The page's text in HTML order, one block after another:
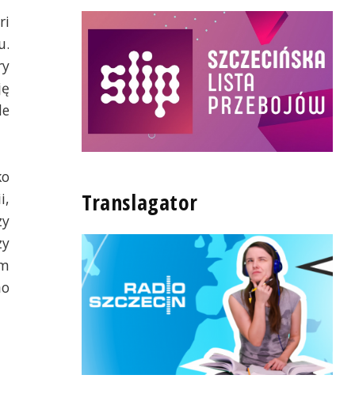
Translagator